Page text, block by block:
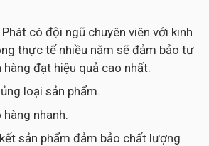
có đội ngũ chuyên viên với kinh
thực tế nhiều năm sẽ đảm bảo tư
hàng đạt hiệu quả cao nhất.
loại sản phẩm.
nhanh.
sản phẩm đảm bảo chất lượng